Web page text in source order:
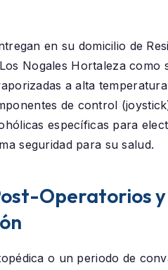
en su domicilio de
Nogales Hortalezacomo
a alta
de control
específicas para
seguridad para su salud.
Operatorios y
o un periodo de